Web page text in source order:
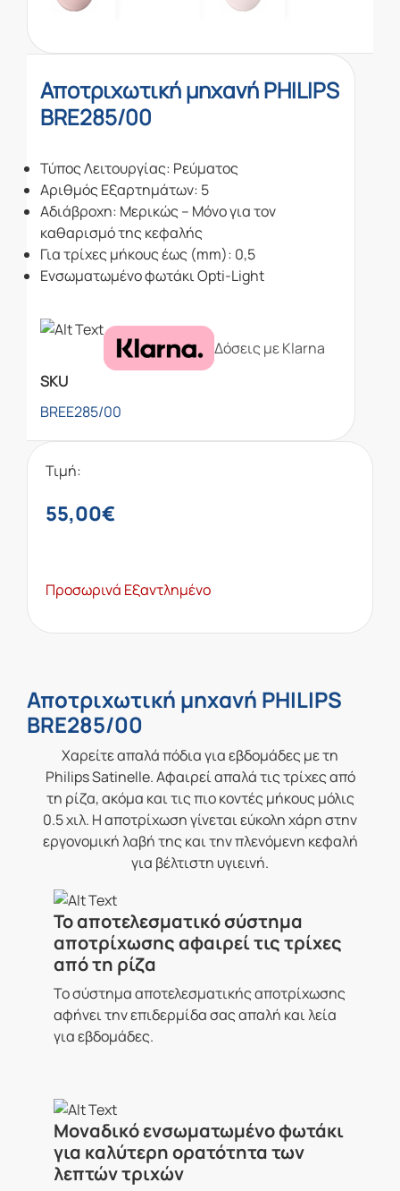
Αποτριχωτική μηχανή PHILIPS
BRE285/00
Τύπος Λειτουργίας: Ρεύματος
Αριθμός Εξαρτημάτων: 5
Αδιάβροχη: Μερικώς – Μόνο για τον
καθαρισμό της κεφαλής
Για τρίχες μήκους έως (mm): 0,5
Ενσωματωμένο φωτάκι Opti-Light
Δόσεις με Klarna
SKU
BREE285/00
Τιμή:
55,00€
Προσωρινά Εξαντλημένο
Αποτριχωτική μηχανή PHILIPS
BRE285/00
Χαρείτε απαλά πόδια για εβδομάδες με τη
Philips Satinelle. Αφαιρεί απαλά τις τρίχες από
τη ρίζα, ακόμα και τις πιο κοντές μήκους μόλις
0.5 χιλ. Η αποτρίχωση γίνεται εύκολη χάρη στην
εργονομική λαβή της και την πλενόμενη κεφαλή
για βέλτιστη υγιεινή.
Το αποτελεσματικό σύστημα
αποτρίχωσης αφαιρεί τις τρίχες
από τη ρίζα
Το σύστημα αποτελεσματικής αποτρίχωσης
αφήνει την επιδερμίδα σας απαλή και λεία
για εβδομάδες.
Μοναδικό ενσωματωμένο φωτάκι
για καλύτερη ορατότητα των
λεπτών τριχών